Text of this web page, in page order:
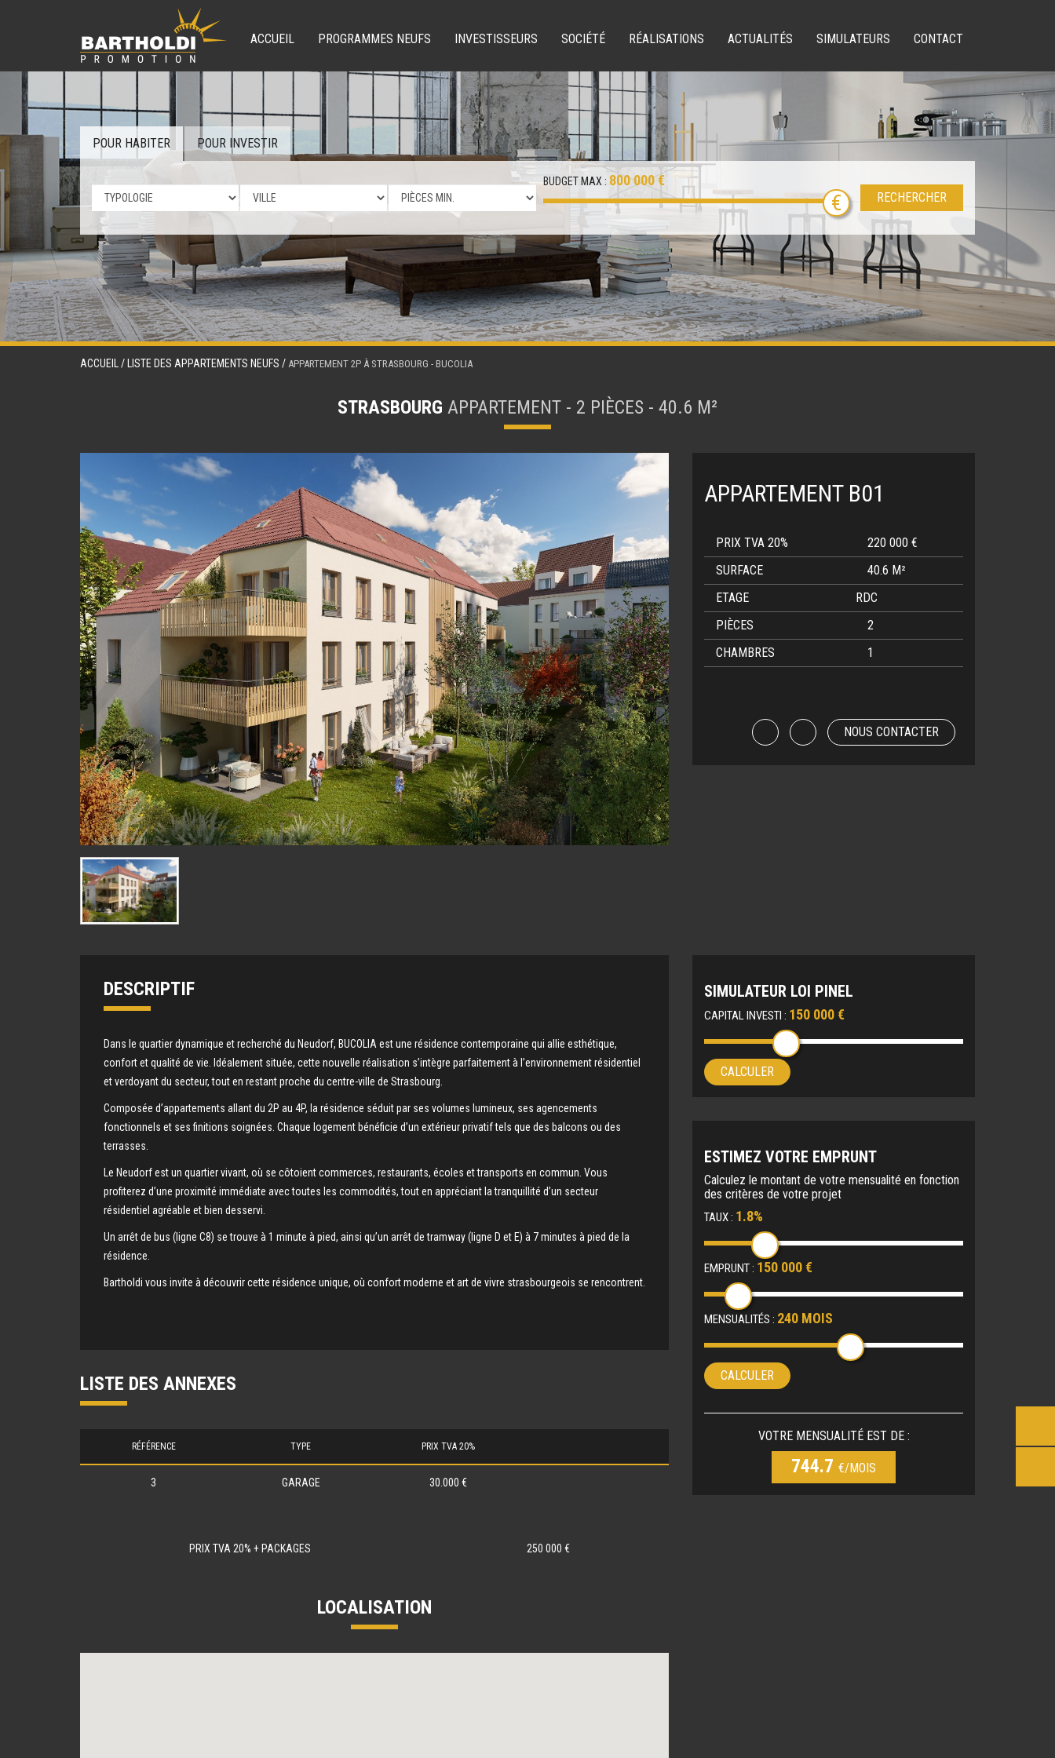
ACCUEIL PROGRAMMES NEUFS INVESTISSEURS SOCIÉTÉ RÉALISATIONS ACTUALITÉS SIMULATEURS CONTACT
POUR HABITER POUR INVESTIR
BUDGET MAX : 800 000 €
RECHERCHER
ACCUEIL / LISTE DES APPARTEMENTS NEUFS / APPARTEMENT 2P À STRASBOURG - BUCOLIA
STRASBOURG APPARTEMENT - 2 PIÈCES - 40.6 M²
APPARTEMENT B01
PRIX TVA 20%
220 000 €
SURFACE
40.6 M²
ETAGE
RDC
PIÈCES
2
CHAMBRES
1
NOUS CONTACTER
DESCRIPTIF
Dans le quartier dynamique et recherché du Neudorf, BUCOLIA est une résidence contemporaine qui allie esthétique,
confort et qualité de vie. Idéalement située, cette nouvelle réalisation s’intègre parfaitement à l’environnement résidentiel
et verdoyant du secteur, tout en restant proche du centre-ville de Strasbourg.
Composée d’appartements allant du 2P au 4P, la résidence séduit par ses volumes lumineux, ses agencements
fonctionnels et ses finitions soignées. Chaque logement bénéficie d’un extérieur privatif tels que des balcons ou des
terrasses.
Le Neudorf est un quartier vivant, où se côtoient commerces, restaurants, écoles et transports en commun. Vous
profiterez d’une proximité immédiate avec toutes les commodités, tout en appréciant la tranquillité d’un secteur
résidentiel agréable et bien desservi.
Un arrêt de bus (ligne C8) se trouve à 1 minute à pied, ainsi qu’un arrêt de tramway (ligne D et E) à 7 minutes à pied de la
résidence.
Bartholdi vous invite à découvrir cette résidence unique, où confort moderne et art de vivre strasbourgeois se rencontrent.
LISTE DES ANNEXES
RÉFÉRENCE TYPE PRIX TVA 20%
3 GARAGE 30.000 €
PRIX TVA 20% + PACKAGES 250 000 €
LOCALISATION
SIMULATEUR LOI PINEL
CAPITAL INVESTI : 150 000 €
CALCULER
ESTIMEZ VOTRE EMPRUNT
Calculez le montant de votre mensualité en fonction
des critères de votre projet
TAUX : 1.8%
EMPRUNT : 150 000 €
MENSUALITÉS : 240 MOIS
CALCULER
VOTRE MENSUALITÉ EST DE :
744.7 €/MOIS